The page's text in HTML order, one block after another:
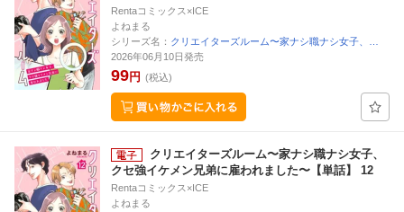
Rentaコミックス×ICE
よねまる
シリーズ名： クリエイターズルーム〜家ナシ職ナシ女子、…
2026年06月10日発売
99円 (税込)
クリエイターズルーム〜家ナシ職ナシ女子、
クセ強イケメン兄弟に雇われました〜【単話】 12
Rentaコミックス×ICE
よねまる